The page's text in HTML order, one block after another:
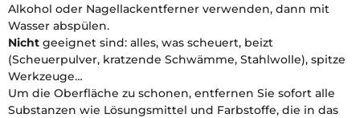
Alkohol oder Nagellackentferner verwenden, dann mit
Wasser abspülen.
Nicht geeignet sind: alles, was scheuert, beizt
(Scheuerpulver, kratzende Schwämme, Stahlwolle), spitze
Werkzeuge…
Um die Oberfläche zu schonen, entfernen Sie sofort alle
Substanzen wie Lösungsmittel und Farbstoffe, die in das